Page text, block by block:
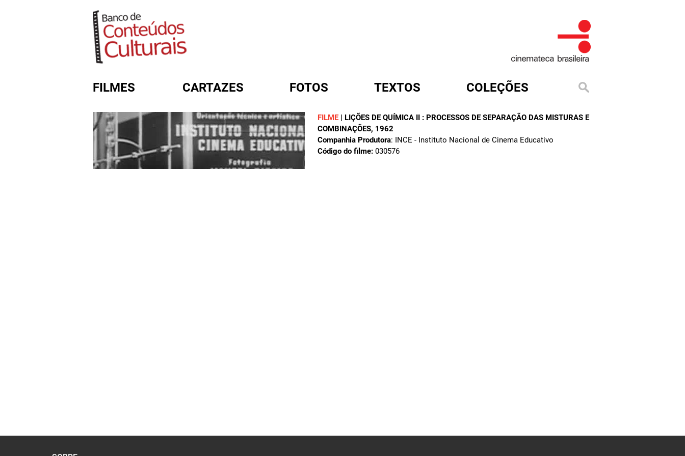
FILMES CARTAZES FOTOS TEXTOS COLEÇÕES
FILME | LIÇÕES DE QUÍMICA II : PROCESSOS DE SEPARAÇÃO DAS MISTURAS E
COMBINAÇÕES, 1962
Companhia Produtora: INCE - Instituto Nacional de Cinema Educativo
Código do filme: 030576
FORMULÁRIO DE BUSCA